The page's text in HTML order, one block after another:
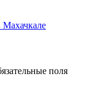
поля